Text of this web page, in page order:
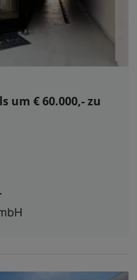
um € 60.000,- zu